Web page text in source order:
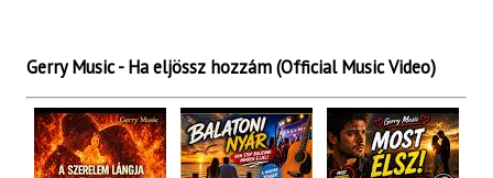
Gerry Music - Ha eljössz hozzám (Official Music Video)